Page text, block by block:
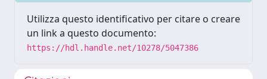
Utilizza questo identificativo per citare o creare
un link a questo documento:
https://hdl.handle.net/10278/5047386